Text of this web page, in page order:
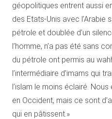
géopolitiques entrent aussi
des Etats-Unis avec l’Arabie
pétrole et doublée d’un
l’homme, n’a pas été sans
du pétrole ont permis au
l’intermédiaire d’imams qui
l’islam le moins éclairé.
en Occident, mais ce sont
qui en pâtissent.»